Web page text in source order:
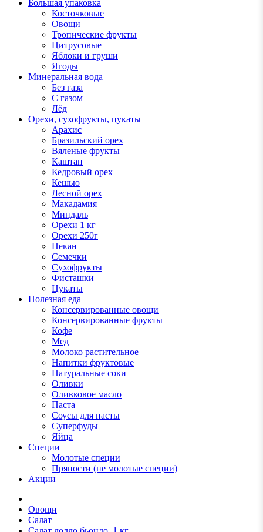
Большая упаковка
Косточковые
Овощи
Тропические фрукты
Цитрусовые
Яблоки и груши
Ягоды
Минеральная вода
Без газа
С газом
Лёд
Орехи, сухофрукты, цукаты
Арахис
Бразильский орех
Вяленые фрукты
Каштан
Кедровый орех
Кешью
Лесной орех
Макадамия
Миндаль
Орехи 1 кг
Орехи 250г
Пекан
Семечки
Сухофрукты
Фисташки
Цукаты
Полезная еда
Консервированные овощи
Консервированные фрукты
Кофе
Мед
Молоко растительное
Напитки фруктовые
Натуральные соки
Оливки
Оливковое масло
Паста
Соусы для пасты
Суперфуды
Яйца
Специи
Молотые специи
Пряности (не молотые специи)
Акции
Овощи
Салат